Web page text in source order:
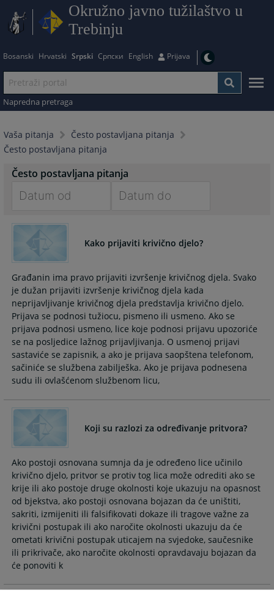
Okružno javno tužilaštvo u
Trebinju
Bosanski Hrvatski Srpski Српски English Prijava
Napredna pretraga
Vaša pitanja
Često postavljana pitanja
Često postavljana pitanja
Često postavljana pitanja
forward
interact
the
calendar
and
select
a
date.
Press
the
mark
get
the
keyboard
shortcuts
for
changing
dates.
to
the
calendar
and
select
a
date.
Press
the
to
the
keyboard
shortcuts
for
changing
dates.
Kako prijaviti krivično djelo?
Građanin ima pravo prijaviti izvršenje krivičnog djela. Svako
je dužan prijaviti izvršenje krivičnog djela kada
neprijavljivanje krivičnog djela predstavlja krivično djelo.
Prijava se podnosi tužiocu, pismeno ili usmeno. Ako se
prijava podnosi usmeno, lice koje podnosi prijavu upozoriće
se na posljedice lažnog prijavljivanja. O usmenoj prijavi
sastaviće se zapisnik, a ako je prijava saopštena telefonom,
sačiniće se službena zabilješka. Ako je prijava podnesena
sudu ili ovlašćenom službenom licu,
Koji su razlozi za određivanje pritvora?
Ako postoji osnovana sumnja da je određeno lice učinilo
krivično djelo, pritvor se protiv tog lica može odrediti ako se
krije ili ako postoje druge okolnosti koje ukazuju na opasnost
od bjekstva, ako postoji osnovana bojazan da će uništiti,
sakriti, izmijeniti ili falsifikovati dokaze ili tragove važne za
krivični postupak ili ako naročite okolnosti ukazuju da će
ometati krivični postupak uticajem na svjedoke, saučesnike
ili prikrivače, ako naročite okolnosti opravdavaju bojazan da
će ponoviti k